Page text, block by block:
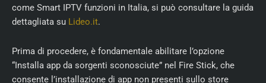
come Smart IPTV funzioni in Italia, si può consultare la guida
dettagliata su Lideo.it.
Prima di procedere, è fondamentale abilitare l’opzione
“Installa app da sorgenti sconosciute” nel Fire Stick, che
consente l’installazione di app non presenti sullo store